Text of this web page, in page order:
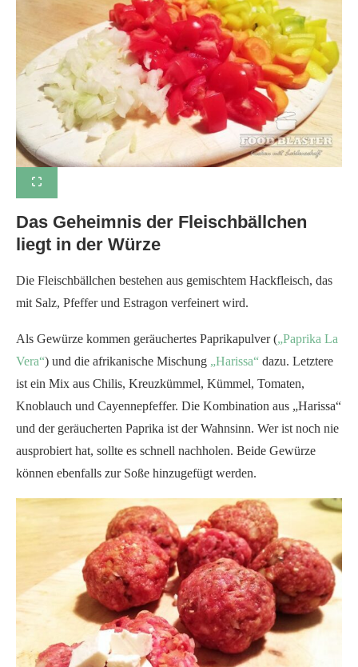
Das Geheimnis der Fleischbällchen
liegt in der Würze
Die Fleischbällchen bestehen aus gemischtem Hackfleisch, das
mit Salz, Pfeffer und Estragon verfeinert wird.
Als Gewürze kommen geräuchertes Paprikapulver („Paprika La
Vera“) und die afrikanische Mischung „Harissa“ dazu. Letztere
ist ein Mix aus Chilis, Kreuzkümmel, Kümmel, Tomaten,
Knoblauch und Cayennepfeffer. Die Kombination aus „Harissa“
und der geräucherten Paprika ist der Wahnsinn. Wer ist noch nie
ausprobiert hat, sollte es schnell nachholen. Beide Gewürze
können ebenfalls zur Soße hinzugefügt werden.